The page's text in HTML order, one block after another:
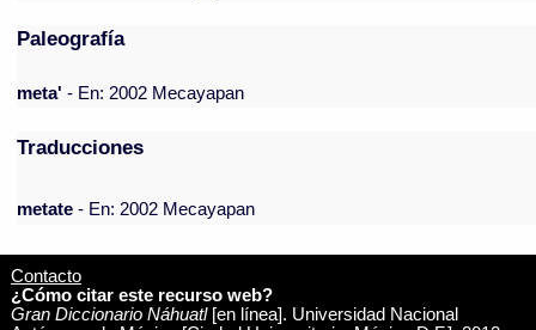
Paleografía
meta' - En: 2002 Mecayapan
Traducciones
metate - En: 2002 Mecayapan
Contacto
¿Cómo citar este recurso web?
Gran Diccionario Náhuatl[en línea]. Universidad Nacional